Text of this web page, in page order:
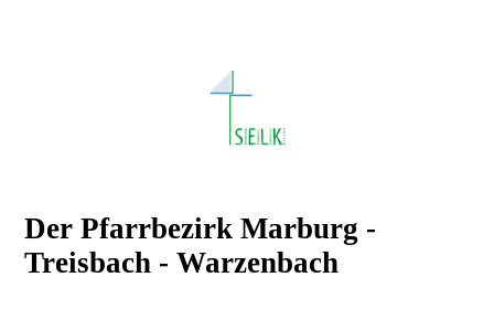
Der Pfarrbezirk Marburg -
Treisbach - Warzenbach